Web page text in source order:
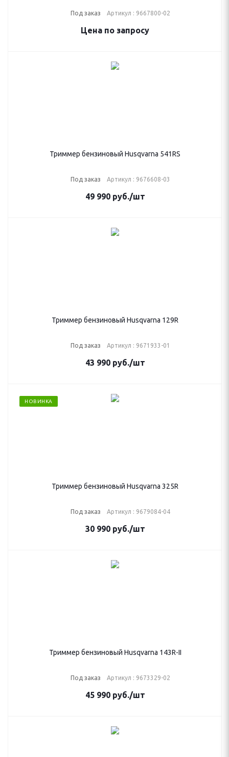
Под заказ Артикул : 9667800-02
Цена по запросу
Триммер бензиновый Husqvarna 541RS
Под заказ Артикул : 9676608-03
49 990руб./шт
Триммер бензиновый Husqvarna 129R
Под заказ Артикул : 9671933-01
43 990руб./шт
НОВИНКА
Триммер бензиновый Husqvarna 325R
Под заказ Артикул : 9679084-04
30 990руб./шт
Триммер бензиновый Husqvarna 143R-II
Под заказ Артикул : 9673329-02
45 990руб./шт